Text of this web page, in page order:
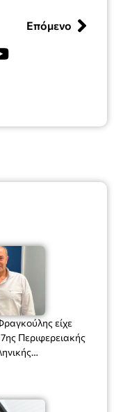
είχε
Περιφερειακής
Λ.Σ. κ. Ιωάννη
Επόμενο